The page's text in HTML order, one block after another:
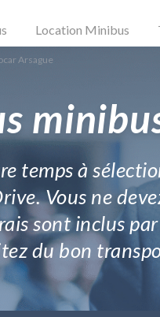
Location Minibus
Arsague
temps à
Vous ne
sont inclus
du bon